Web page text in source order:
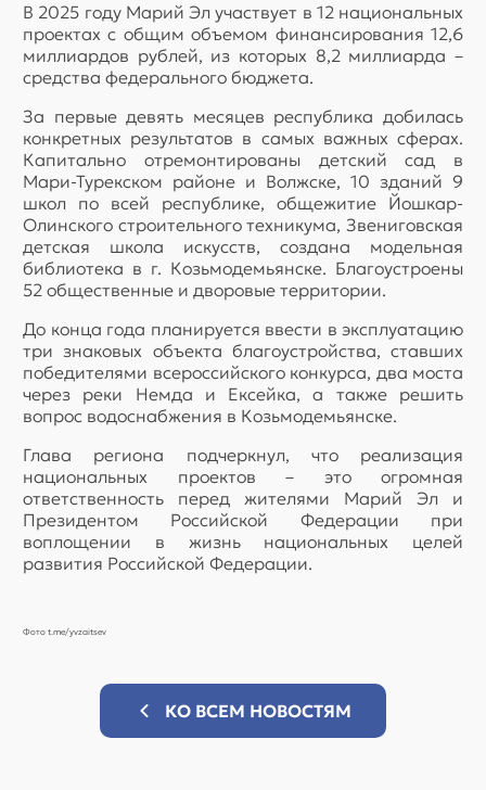
В 2025 году Марий Эл участвует в 12 национальных
проектах с общим объемом финансирования 12,6
миллиардов рублей, из которых 8,2 миллиарда –
средства федерального бюджета.
За первые девять месяцев республика добилась
конкретных результатов в самых важных сферах.
Капитально отремонтированы детский сад в
Мари-Турекском районе и Волжске, 10 зданий 9
школ по всей республике, общежитие Йошкар-
Олинского строительного техникума, Звениговская
детская школа искусств, создана модельная
библиотека в г. Козьмодемьянске. Благоустроены
52 общественные и дворовые территории.
До конца года планируется ввести в эксплуатацию
три знаковых объекта благоустройства, ставших
победителями всероссийского конкурса, два моста
через реки Немда и Ексейка, а также решить
вопрос водоснабжения в Козьмодемьянске.
Глава региона подчеркнул, что реализация
национальных проектов – это огромная
ответственность перед жителями Марий Эл и
Президентом Российской Федерации при
воплощении в жизнь национальных целей
развития Российской Федерации.
Фото t.me/yvzaitsev
КО ВСЕМ НОВОСТЯМ